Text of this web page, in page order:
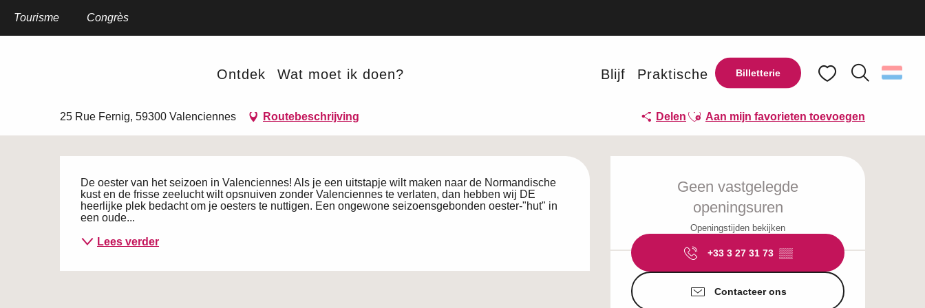
Billetterie
Tourisme Congrès
Ontdek Wat moet ik doen? Blijf Praktische
La Bourriche Bleue
La Bourriche Bleue
25 Rue Fernig, 59300 Valenciennes Routebeschrijving Delen Ajouter aux favoris
Aan mijn favorieten toevoegen
Openingstijden en
Geen vastgelegde
openingsuren
Openingstijden bekijken
+33 3 27 31 73 ▒▒
Contacteer ons
Beschrijving
De oester van het seizoen in Valenciennes! Als je een uitstapje wilt maken naar de Normandische
kust en de frisse zeelucht wilt opsnuiven zonder Valenciennes te verlaten, dan hebben wij DE
heerlijke plek bedacht om je oesters te nuttigen. Een ongewone seizoensgebonden oester-"hut" in
een oude...
Lees verder